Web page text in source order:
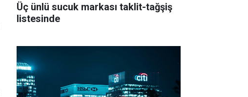
Üç ünlü sucuk markası taklit-tağşiş
listesinde